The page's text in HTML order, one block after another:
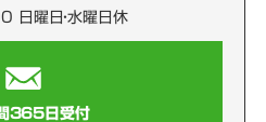
曜日・水曜日休
365日受付